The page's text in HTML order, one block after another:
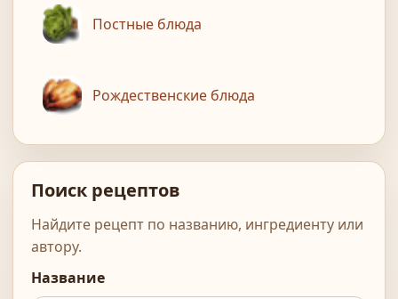
Постные блюда
Рождественские блюда
Поиск рецептов
Найдите рецепт по названию, ингредиенту или
автору.
Название